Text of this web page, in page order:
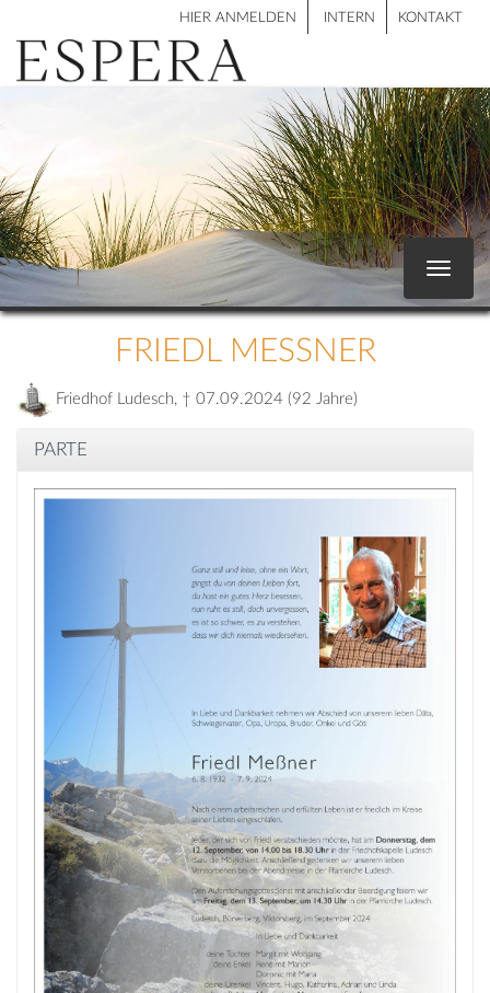
HIER ANMELDEN INTERN KONTAKT
Toggle
FRIEDL MESSNER
Friedhof Ludesch, † 07.09.2024 (92 Jahre)
PARTE